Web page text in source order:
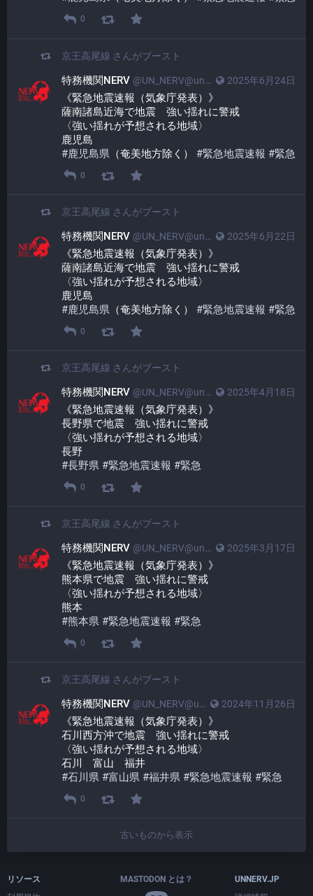
0
京王高尾線 さんがブースト
2025年6月24日
特務機関NERV @UN_NERV@unnerv.jp
《緊急地震速報（気象庁発表）》
薩南諸島近海で地震　強い揺れに警戒
〈強い揺れが予想される地域〉
鹿児島
#鹿児島県 （奄美地方除く） #緊急地震速報 #緊急
0
京王高尾線 さんがブースト
2025年6月22日
特務機関NERV @UN_NERV@unnerv.jp
《緊急地震速報（気象庁発表）》
薩南諸島近海で地震　強い揺れに警戒
〈強い揺れが予想される地域〉
鹿児島
#鹿児島県 （奄美地方除く） #緊急地震速報 #緊急
0
京王高尾線 さんがブースト
2025年4月18日
特務機関NERV @UN_NERV@unnerv.jp
《緊急地震速報（気象庁発表）》
長野県で地震　強い揺れに警戒
〈強い揺れが予想される地域〉
長野
#長野県 #緊急地震速報 #緊急
0
京王高尾線 さんがブースト
2025年3月17日
特務機関NERV @UN_NERV@unnerv.jp
《緊急地震速報（気象庁発表）》
熊本県で地震　強い揺れに警戒
〈強い揺れが予想される地域〉
熊本
#熊本県 #緊急地震速報 #緊急
0
京王高尾線 さんがブースト
2024年11月26日
特務機関NERV @UN_NERV@unnerv.jp
《緊急地震速報（気象庁発表）》
石川西方沖で地震　強い揺れに警戒
〈強い揺れが予想される地域〉
石川　富山　福井
#石川県 #富山県 #福井県 #緊急地震速報 #緊急
0
古いものから表示
リソース
MASTODON とは？
UNNERV.JP